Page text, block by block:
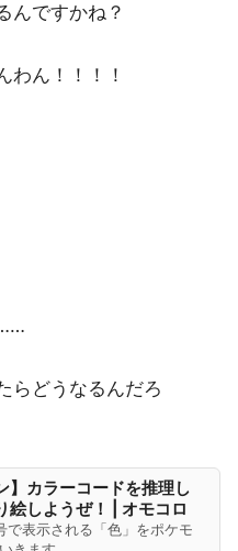
んですかね？
わん！！！！
らどうなるんだろ
】カラーコードを推理し
絵しようぜ！ | オモコロ
で表示される「色」をポケモ